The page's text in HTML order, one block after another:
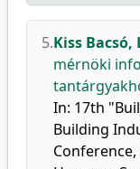
5.Kiss Bacsó,
mérnöki
In: 17th
Building